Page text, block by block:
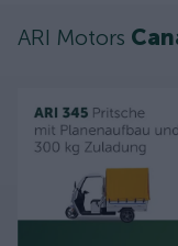
ARI Motors